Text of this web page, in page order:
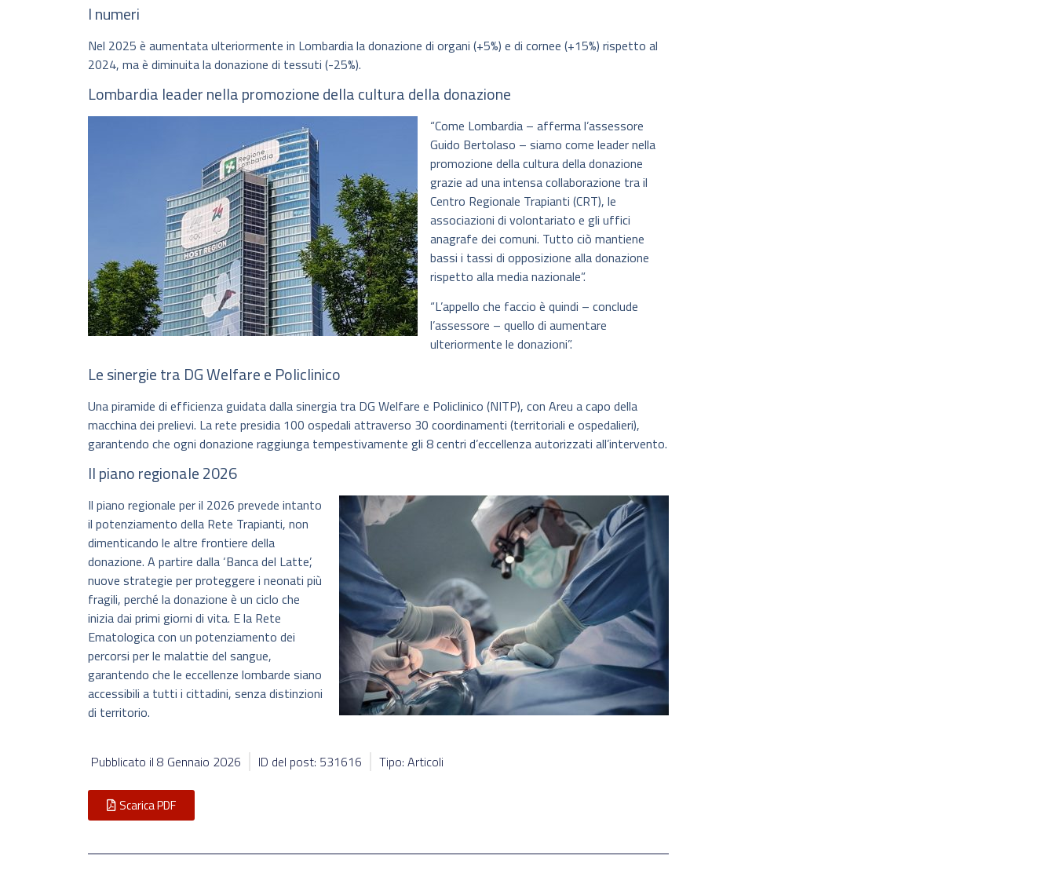
I numeri
Nel 2025 è aumentata ulteriormente in Lombardia la donazione di organi (+5%) e di cornee (+15%) rispetto al
2024, ma è diminuita la donazione di tessuti (-25%).
Lombardia leader nella promozione della cultura della donazione
“Come Lombardia – afferma l’assessore
Guido Bertolaso – siamo come leader nella
promozione della cultura della donazione
grazie ad una intensa collaborazione tra il
Centro Regionale Trapianti (CRT), le
associazioni di volontariato e gli uffici
anagrafe dei comuni. Tutto ciò mantiene
bassi i tassi di opposizione alla donazione
rispetto alla media nazionale”.
“L’appello che faccio è quindi – conclude
l’assessore – quello di aumentare
ulteriormente le donazioni”.
Le sinergie tra DG Welfare e Policlinico
Una piramide di efficienza guidata dalla sinergia tra DG Welfare e Policlinico (NITP), con Areu a capo della
macchina dei prelievi. La rete presidia 100 ospedali attraverso 30 coordinamenti (territoriali e ospedalieri),
garantendo che ogni donazione raggiunga tempestivamente gli 8 centri d’eccellenza autorizzati all’intervento.
Il piano regionale 2026
Il piano regionale per il 2026 prevede intanto
il potenziamento della Rete Trapianti, non
dimenticando le altre frontiere della
donazione. A partire dalla ‘Banca del Latte’,
nuove strategie per proteggere i neonati più
fragili, perché la donazione è un ciclo che
inizia dai primi giorni di vita. E la Rete
Ematologica con un potenziamento dei
percorsi per le malattie del sangue,
garantendo che le eccellenze lombarde siano
accessibili a tutti i cittadini, senza distinzioni
di territorio.
Pubblicato il 8 Gennaio 2026 ID del post: 531616 Tipo: Articoli
Scarica PDF